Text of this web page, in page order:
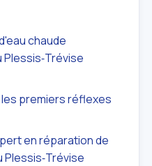
chaude
Plessis‑Trévise
premiers réflexes
en réparation de
Plessis‑Trévise